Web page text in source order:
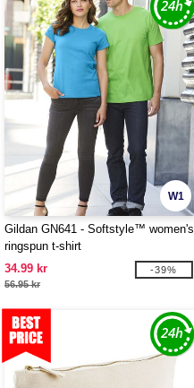
W1
Gildan GN641 - Softstyle™ women's
ringspun t-shirt
34.99 kr
56.95 kr
-39%